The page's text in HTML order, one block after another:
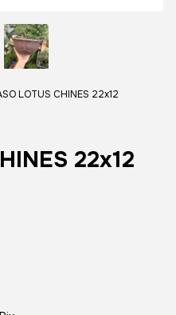
LOTUS CHINES 22x12
22x12